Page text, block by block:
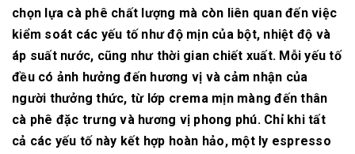
chọn lựa cà phê chất lượng mà còn liên quan đến việc
kiểm soát các yếu tố như độ mịn của bột, nhiệt độ và
áp suất nước, cũng như thời gian chiết xuất. Mỗi yếu tố
đều có ảnh hưởng đến hương vị và cảm nhận của
người thưởng thức, từ lớp crema mịn màng đến thân
cà phê đặc trưng và hương vị phong phú. Chỉ khi tất
cả các yếu tố này kết hợp hoàn hảo, một ly espresso